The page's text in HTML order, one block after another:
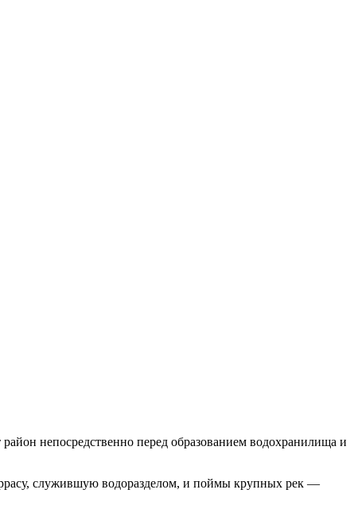
непосредственно перед образованием водохранилища и
служившую водоразделом, и поймы крупных рек —